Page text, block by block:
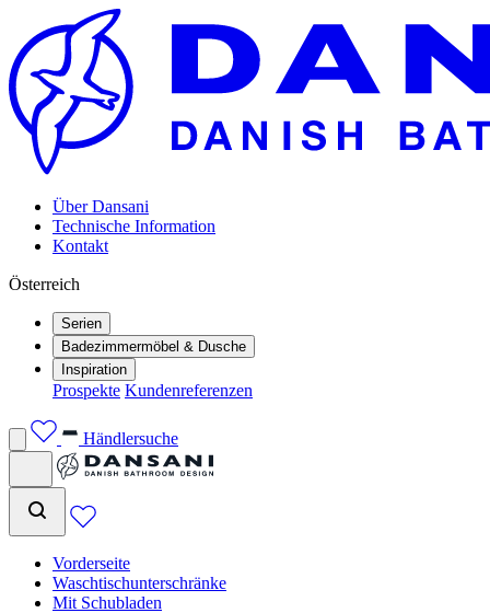
Über Dansani
Technische Information
Kontakt
Österreich
Serien
Badezimmermöbel & Dusche
Inspiration
Prospekte Kundenreferenzen
Händlersuche
Vorderseite
Waschtischunterschränke
Mit Schubladen